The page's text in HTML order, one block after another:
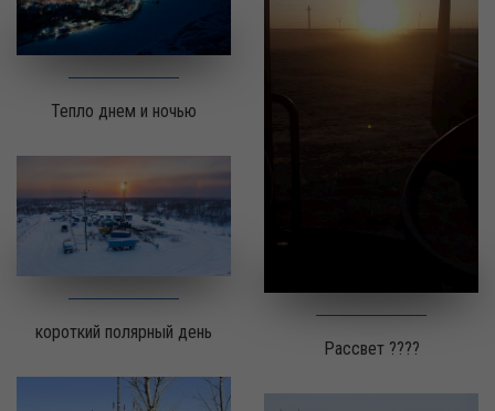
Тепло днем и ночью
короткий полярный день
Рассвет ????